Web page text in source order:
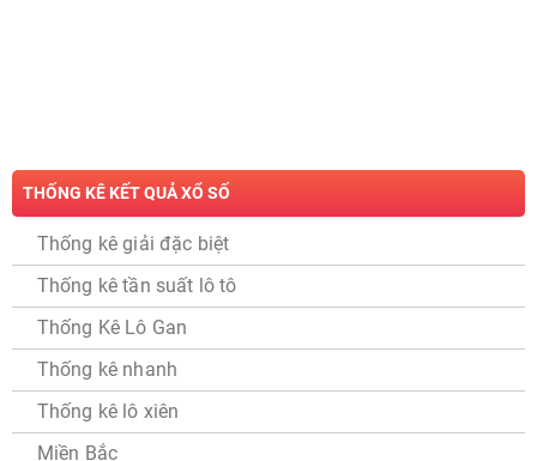
THỐNG KÊ KẾT QUẢ XỔ SỐ
Thống kê giải đặc biệt
Thống kê tần suất lô tô
Thống Kê Lô Gan
Thống kê nhanh
Thống kê lô xiên
Miền Bắc